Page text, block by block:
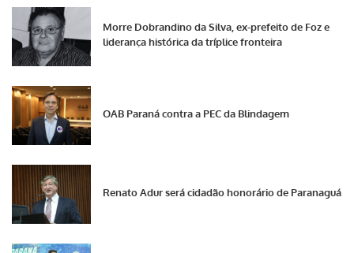
Morre Dobrandino da Silva, ex-prefeito de Foz e
liderança histórica da tríplice fronteira
OAB Paraná contra a PEC da Blindagem
Renato Adur será cidadão honorário de Paranaguá